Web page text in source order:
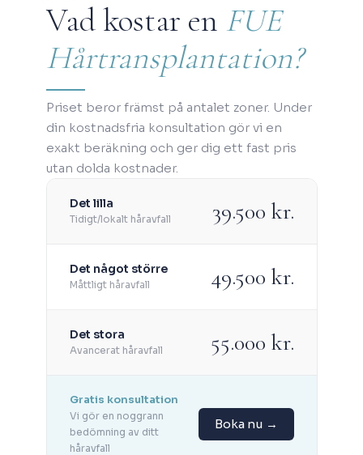
Vad kostar en FUE
Hårtransplantation?
Priset beror främst på antalet zoner. Under
din kostnadsfria konsultation gör vi en
exakt beräkning och ger dig ett fast pris
utan dolda kostnader.
Det lilla
Tidigt/lokalt håravfall 39.500 kr.
Det något större
Måttligt håravfall 49.500 kr.
Det stora
Avancerat håravfall 55.000 kr.
Gratis konsultation
Vi gör en noggrann
bedömning av ditt
håravfall
Boka nu →